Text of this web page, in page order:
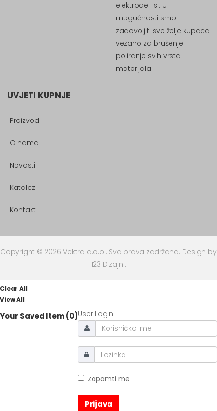
elektrode i sl. U
mogućnosti smo
zadovoljiti sve želje kupaca
vezano za brušenje i
poliranje svih vrsta
materijala.
UVJETI KUPNJE
Proizvodi
O nama
Novosti
Katalozi
Kontakt
Copyright © 2026 Vektra d.o.o.. Sva prava zadržana. Design by
123 Dizajn .
Clear All
View All
Your Saved Item (0)User Login
Zapamti me